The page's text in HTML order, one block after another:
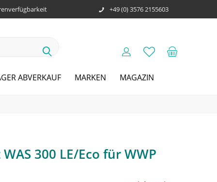
+49 (0) 3576 2155603
ABVERKAUF MARKEN MAGAZIN
300 LE/Eco für WWP